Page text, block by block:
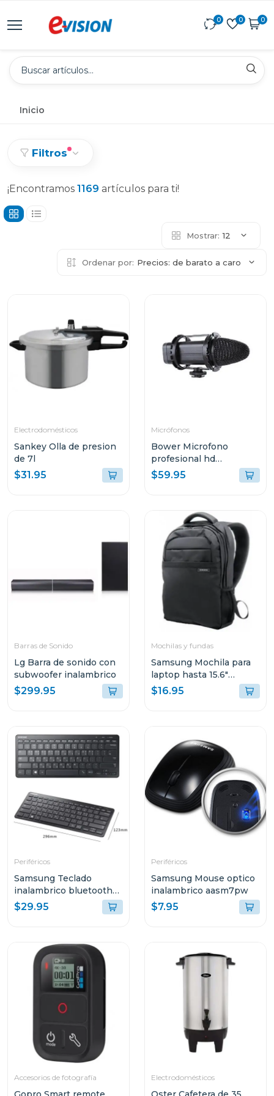
0 0 0
Inicio
Filtros
¡Encontramos 1169 artículos para ti!
Mostrar: 12
Ordenar por: Precios: de barato a caro
Electrodomésticos
Sankey Olla de presion
de 7l
$31.95
Micrófonos
Bower Microfono
profesional hd
broadcast
$59.95
Barras de Sonido
Lg Barra de sonido con
subwoofer inalambrico
$299.95
Mochilas y fundas
Samsung Mochila para
laptop hasta 15.6"
aabp2nm
$16.95
Periféricos
Samsung Teclado
inalambrico bluetooth
aask7pw
$29.95
Periféricos
Samsung Mouse optico
inalambrico aasm7pw
$7.95
Accesorios de fotografía Electrodomésticos